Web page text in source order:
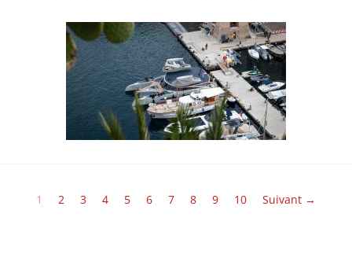
1 2 3 4 5 6 7 8 9 10 Suivant →